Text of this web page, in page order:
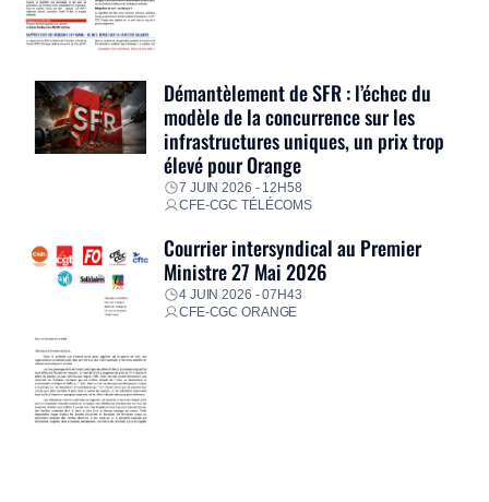
Démantèlement de SFR : l’échec du
modèle de la concurrence sur les
infrastructures uniques, un prix trop
élevé pour Orange
7 JUIN 2026 - 12H58
CFE-CGC TÉLÉCOMS
Courrier intersyndical au Premier
Ministre 27 Mai 2026
4 JUIN 2026 - 07H43
CFE-CGC ORANGE